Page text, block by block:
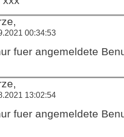
00:34:53
fuer angemeldete
13:02:54
fuer angemeldete